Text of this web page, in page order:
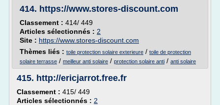
414. https://www.stores-discount.com
Classement : 414/ 449
Articles sélectionnés : 2
Site : https://www.stores-discount.com
Thèmes liés : toile protection solaire exterieure / toile de protection
solaire terrasse / meilleur anti solaire / protection solaire anti / anti solaire
415. http://ericjarrot.free.fr
Classement : 415/ 449
Articles sélectionnés : 2